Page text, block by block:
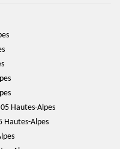
Hautes-Alpes
Hautes-Alpes